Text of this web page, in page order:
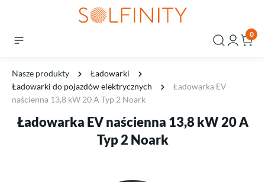
0
Nasze produkty
Ładowarki
Ładowarki do pojazdów elektrycznych
Ładowarka EV
naścienna 13,8 kW 20 A Typ 2 Noark
Ładowarka EV naścienna 13,8 kW 20 A
Typ 2 Noark